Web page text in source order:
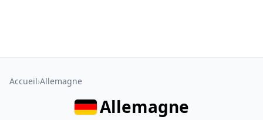
Accueil Allemagne
Allemagne